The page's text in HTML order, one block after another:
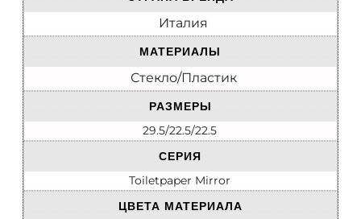
Италия
МАТЕРИАЛЫ
Стекло/Пластик
РАЗМЕРЫ
29.5/22.5/22.5
СЕРИЯ
Toiletpaper Mirror
ЦВЕТА МАТЕРИАЛА